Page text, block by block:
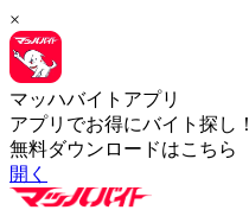
×
マッハバイトアプリ
アプリでお得にバイト探し！
無料ダウンロードはこちら
開く